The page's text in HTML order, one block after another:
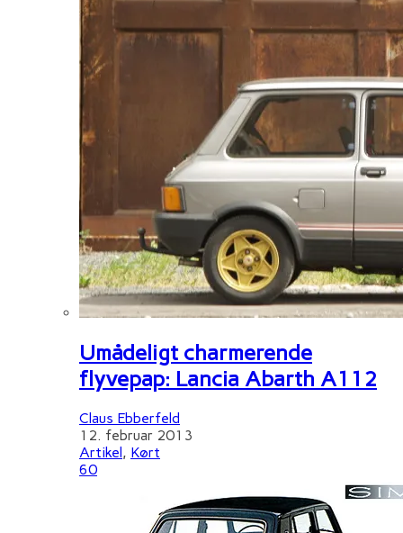
Umådeligt charmerende
flyvepap: Lancia Abarth A112
Claus Ebberfeld
12. februar 2013
Artikel, Kørt
60